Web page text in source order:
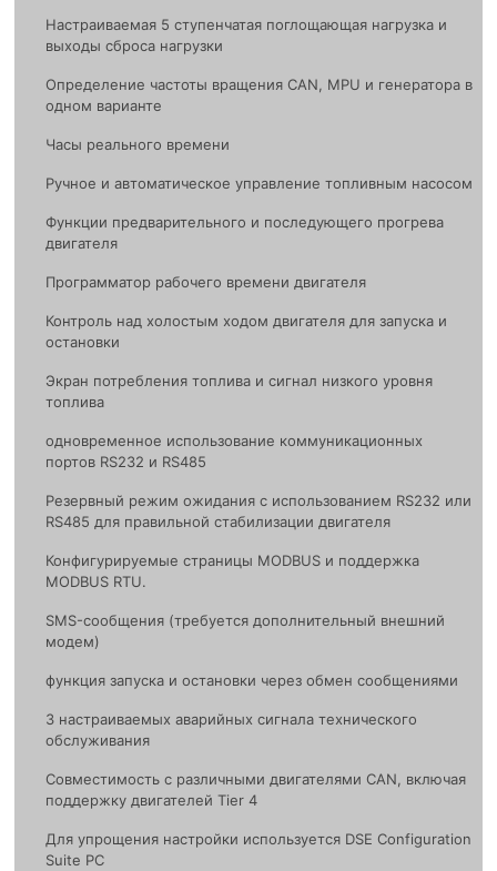
Настраиваемая 5 ступенчатая поглощающая нагрузка и
выходы сброса нагрузки
Определение частоты вращения CAN, MPU и генератора в
одном варианте
Часы реального времени
Ручное и автоматическое управление топливным насосом
Функции предварительного и последующего прогрева
двигателя
Программатор рабочего времени двигателя
Контроль над холостым ходом двигателя для запуска и
остановки
Экран потребления топлива и сигнал низкого уровня
топлива
одноврeменное использование коммуникационных
портов RS232 и RS485
Резервный режим ожидания с использованием RS232 или
RS485 для правильной стабилизации двигателя
Конфигурируемые страницы MODBUS и поддержка
MODBUS RTU.
SMS-сообщения (требуется дополнительный внешний
модем)
функция запуска и остановки через обмен сообщениями
3 настраиваемых аварийных сигнала технического
обслуживания
Совместимость с различными двигателями CAN, включая
поддержку двигателей Tier 4
Для упрощения настройки используется DSE Configuration
Suite PC